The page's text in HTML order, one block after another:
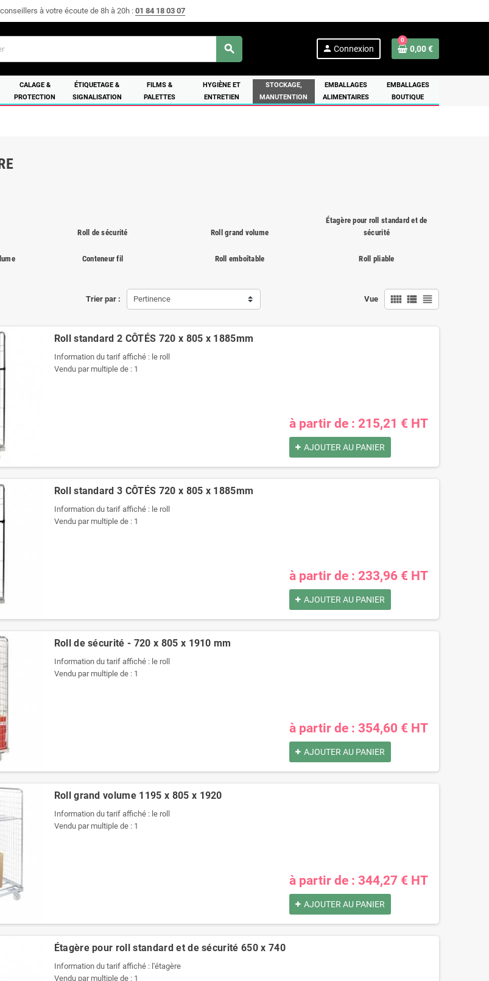
à votre écoute de 8h à 20h : 01 84 18 03 07
search person Connexion
0
0,00 €
CALAGE &
PROTECTION
ÉTIQUETAGE &
SIGNALISATION
FILMS &
PALETTES
HYGIÈNE ET
ENTRETIEN
STOCKAGE,
MANUTENTION
EMBALLAGES
ALIMENTAIRES
EMBALLAGES
BOUTIQUE
Roll de sécurité Roll grand volume
Étagère pour roll standard et de
sécurité
Conteneur fil Roll emboîtable Roll pliable
Trier par : Pertinence Vue view_comfy view_list view_headline
Roll standard 2 CÔTÉS 720 x 805 x 1885mm
Information du tarif affiché : le roll
Vendu par multiple de : 1
à partir de : 215,21 € HT
AJOUTER AU PANIER
Roll standard 3 CÔTÉS 720 x 805 x 1885mm
Information du tarif affiché : le roll
Vendu par multiple de : 1
à partir de : 233,96 € HT
AJOUTER AU PANIER
Roll de sécurité - 720 x 805 x 1910 mm
Information du tarif affiché : le roll
Vendu par multiple de : 1
à partir de : 354,60 € HT
AJOUTER AU PANIER
Roll grand volume 1195 x 805 x 1920
Information du tarif affiché : le roll
Vendu par multiple de : 1
à partir de : 344,27 € HT
AJOUTER AU PANIER
Étagère pour roll standard et de sécurité 650 x 740
Information du tarif affiché : l'étagère
Vendu par multiple de : 1